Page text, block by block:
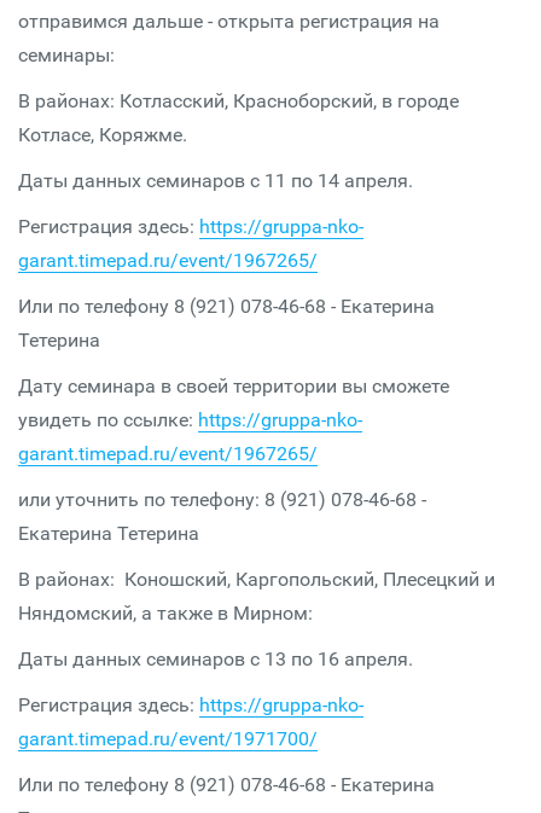
отправимся дальше - открыта регистрация на
семинары:
В районах: Котласский, Красноборский, в городе
Котласе, Коряжме.
Даты данных семинаров с 11 по 14 апреля.
Регистрация здесь: https://gruppa-nko-
garant.timepad.ru/event/1967265/
Или по телефону 8 (921) 078-46-68 - Екатерина
Тетерина
Дату семинара в своей территории вы сможете
увидеть по ссылке: https://gruppa-nko-
garant.timepad.ru/event/1967265/
или уточнить по телефону: 8 (921) 078-46-68 -
Екатерина Тетерина
В районах: Коношский, Каргопольский, Плесецкий и
Няндомский, а также в Мирном:
Даты данных семинаров с 13 по 16 апреля.
Регистрация здесь: https://gruppa-nko-
garant.timepad.ru/event/1971700/
Или по телефону 8 (921) 078-46-68 - Екатерина